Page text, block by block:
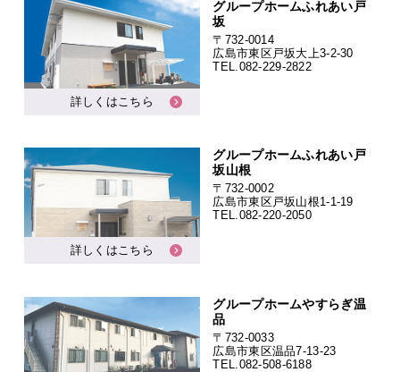
詳しくはこちら
グループホームふれあい戸
坂
〒732-0014
広島市東区戸坂大上3-2-30
TEL. 082-229-2822
詳しくはこちら
グループホームふれあい戸
坂山根
〒732-0002
広島市東区戸坂山根1-1-19
TEL.082-220-2050
グループホームやすらぎ温
品
〒732-0033
広島市東区温品7-13-23
TEL. 082-508-6188